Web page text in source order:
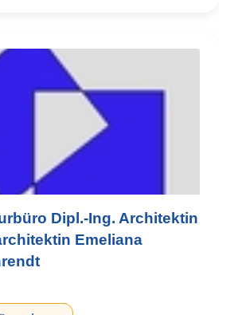
Dipl.-Ing. Architektin
Emeliana